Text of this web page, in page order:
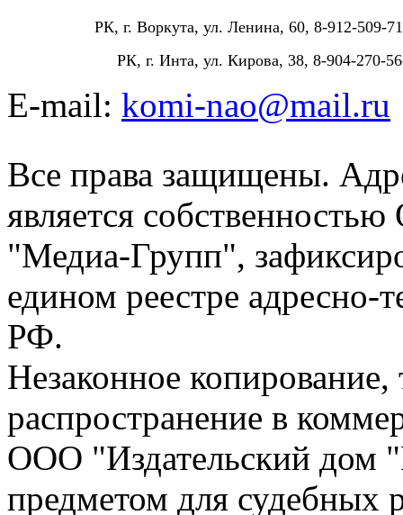
РК, г. Воркута, ул. Ленина, 60, 8-912-509-
РК, г. Инта, ул. Кирова, 38, 8-904-270-
E-mail: komi-nao@mail.ru
Все права защищены.
является
"Медиа-Групп",
едином реестре адресно-
РФ.
Незаконное
распространение в
ООО "Издательский дом
предметом для судебных